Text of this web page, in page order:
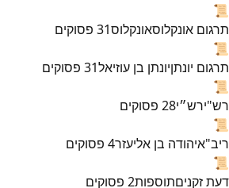
📜
תרגום אונקלוסאונקלוס31 פסוקים
📜
תרגום יונתןיונתן בן עוזיאל31 פסוקים
📜
רש"ירש״י28 פסוקים
📜
ריב"איהודה בן אליעזר4 פסוקים
📜
דעת זקניםתוספות2 פסוקים